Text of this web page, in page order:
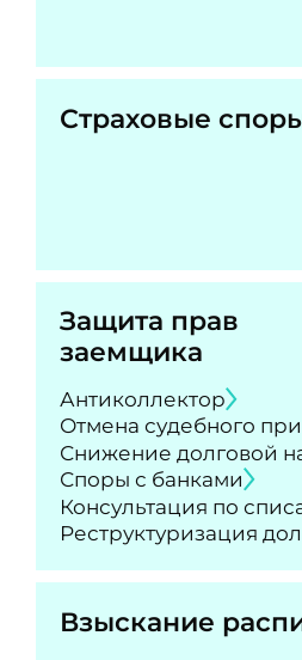
Страховые
Защита прав
заемщика
Антиколлектор
Отмена судебного
Снижение долговой
Споры с банками
Консультация по
Реструктуризация
Взыскание